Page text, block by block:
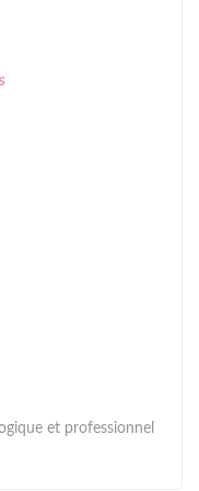
et professionnel